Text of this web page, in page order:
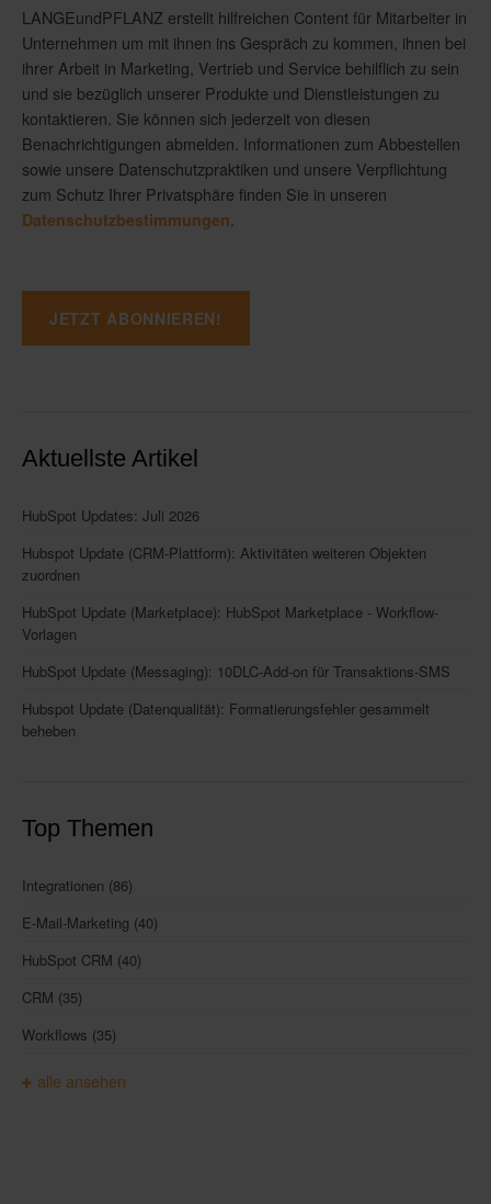
LANGEundPFLANZ erstellt hilfreichen Content für Mitarbeiter in
Unternehmen um mit ihnen ins Gespräch zu kommen, ihnen bei
ihrer Arbeit in Marketing, Vertrieb und Service behilflich zu sein
und sie bezüglich unserer Produkte und Dienstleistungen zu
kontaktieren. Sie können sich jederzeit von diesen
Benachrichtigungen abmelden. Informationen zum Abbestellen
sowie unsere Datenschutzpraktiken und unsere Verpflichtung
zum Schutz Ihrer Privatsphäre finden Sie in unseren
Datenschutzbestimmungen
Aktuellste Artikel
HubSpot Updates: Juli 2026
Hubspot Update (CRM-Plattform): Aktivitäten weiteren Objekten
zuordnen
HubSpot Update (Marketplace): HubSpot Marketplace - Workflow-
Vorlagen
HubSpot Update (Messaging): 10DLC-Add-on für Transaktions-SMS
Hubspot Update (Datenqualität): Formatierungsfehler gesammelt
beheben
Top Themen
Integrationen (86)
E-Mail-Marketing (40)
HubSpot CRM (40)
CRM (35)
Workflows (35)
alle ansehen